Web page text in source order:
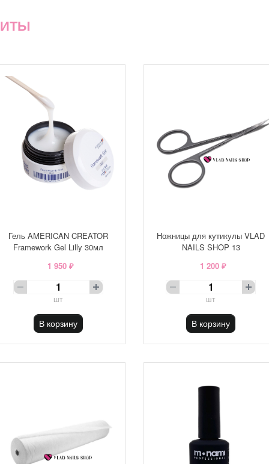
Гель AMERICAN CREATOR
Framework Gel Lilly 30мл
1 950 ₽
шт
В корзину
Ножницы для кутикулы VLAD
NAILS SHOP 13
1 200 ₽
шт
В корзину